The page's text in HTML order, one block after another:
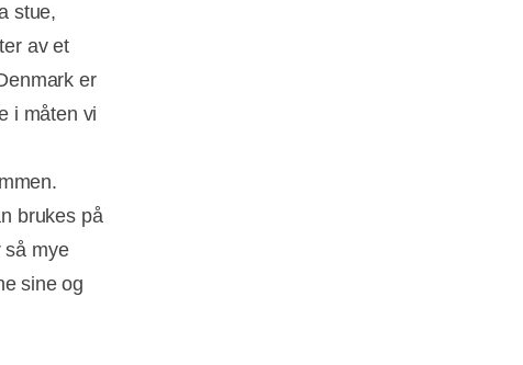
stue,
av et
er
i måten vi
brukes på
så mye
sine og